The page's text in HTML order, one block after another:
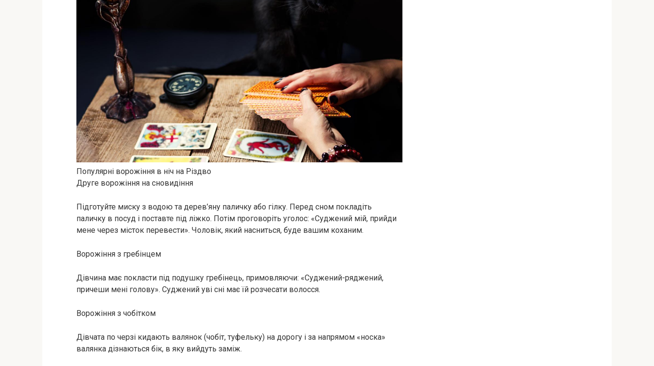
Популярні ворожіння в ніч на Різдво
Друге ворожіння на сновидіння
Підготуйте миску з водою та дерев’яну паличку або гілку. Перед сном покладіть
паличку в посуд і поставте під ліжко. Потім проговоріть уголос: «Суджений мій, прийди
мене через місток перевести». Чоловік, який насниться, буде вашим коханим.
Ворожіння з гребінцем
Дівчина має покласти під подушку гребінець, примовляючи: «Суджений-ряджений,
причеши мені голову». Суджений уві сні має їй розчесати волосся.
Ворожіння з чобітком
Дівчата по черзі кидають валянок (чобіт, туфельку) на дорогу і за напрямом «носка»
валянка дізнаються бік, в яку вийдуть заміж.